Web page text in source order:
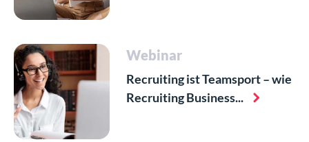
Webinar
Recruiting ist Teamsport – wie
Recruiting Business...